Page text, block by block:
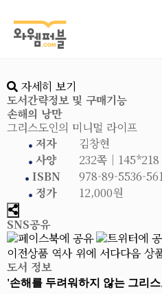
자세히 보기
도서간략정보 및 구매기능
손해의 낭만
그리스도인의 미니멀 라이프
저자
김창현
사양
232쪽│145*218
ISBN
978-89-5536-
정가
12,000원
SNS공유
이전상품 역사 위에 서다다음 상
도서 정보
'손해를 두려워하지 않는 그리